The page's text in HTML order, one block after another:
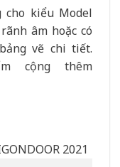
kiểu Model
âm hoặc có
vẽ chi tiết.
cộng thêm